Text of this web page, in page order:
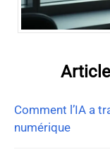
Comment l’IA a
numérique